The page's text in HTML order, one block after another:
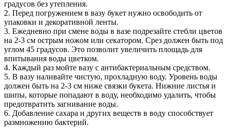
градусов без утепления.
2. Перед погружением в вазу букет нужно освободить от
упаковки и декоративной ленты.
3. Ежедневно при смене воды в вазе подрезайте стебли цветов
на 2-3 см острым ножом или секатором. Срез должен быть под
углом 45 градусов. Это позволит увеличить площадь для
впитывания воды цветком.
4. Каждый раз мойте вазу с антибактериальным средством.
5. В вазу наливайте чистую, прохладную воду. Уровень воды
должен быть на 2-3 см ниже связки букета. Нижние листья и
шипы, которые попадают в воду, необходимо удалить, чтобы
предотвратить загнивание воды.
6. Добавление сахара и других веществ в воду способствует
размножению бактерий.